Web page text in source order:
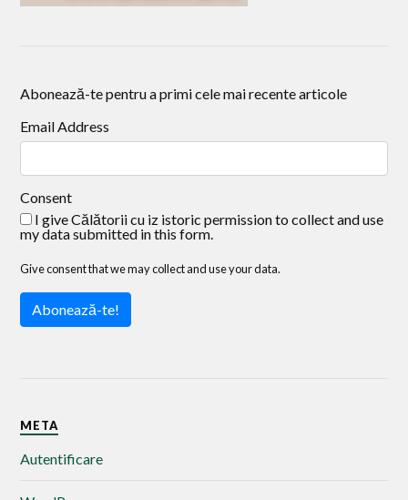
Abonează-te pentru a primi cele mai recente articole
Email Address
Consent
I give Călătorii cu iz istoric permission to collect and use
my data submitted in this form.
Give consent that we may collect and use your data.
Abonează-te!
META
Autentificare